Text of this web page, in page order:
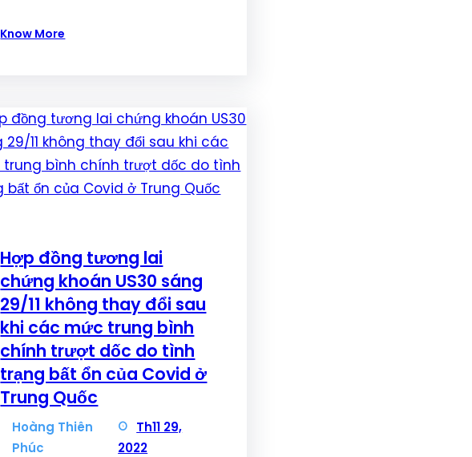
Know More
Hợp đồng tương lai
chứng khoán US30 sáng
29/11 không thay đổi sau
khi các mức trung bình
chính trượt dốc do tình
trạng bất ổn của Covid ở
Trung Quốc
Hoàng Thiên
Phúc
Th11 29,
2022